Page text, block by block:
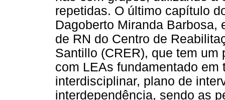
repetidas. O último capítulo
Dagoberto Miranda Barbosa,
de RN do Centro de
Santillo (CRER), que tem
com LEAs fundamentado em
interdisciplinar, plano de
interdependência, sendo as